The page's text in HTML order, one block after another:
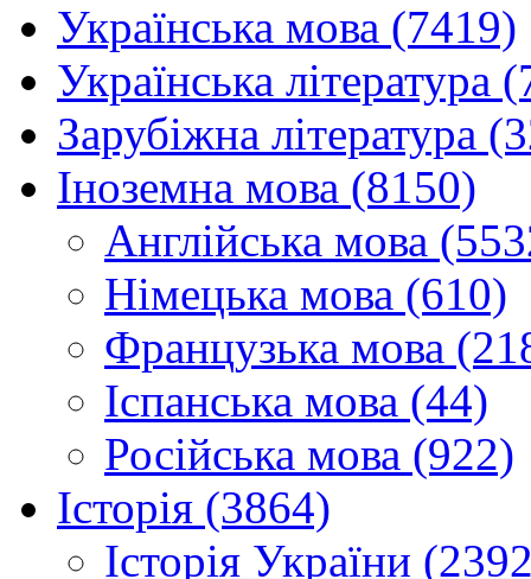
Українська мова (7419)
Українська література
Зарубіжна література
Іноземна мова (8150)
Англійська мова
Німецька мова (610)
Французька мова
Іспанська мова (44)
Російська мова (922)
Історія (3864)
Історія України